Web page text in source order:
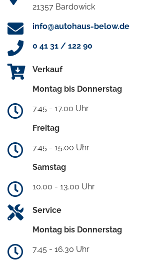
21357 Bardowick
info@autohaus-below.de
0 41 31 / 122 90
Verkauf
Montag bis Donnerstag
7.45 - 17.00 Uhr
Freitag
7.45 - 15.00 Uhr
Samstag
10.00 - 13.00 Uhr
Service
Montag bis Donnerstag
7.45 - 16.30 Uhr